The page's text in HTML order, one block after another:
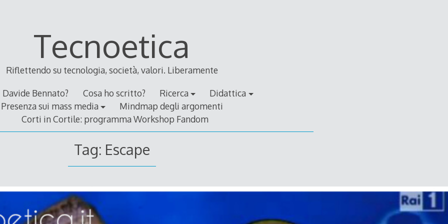
Tecnoetica
Riflettendo su tecnologia, società, valori. Liberamente
Davide Bennato? Cosa ho scritto? Ricerca
Didattica
Presenza sui mass media
Mindmap degli argomenti
Corti in Cortile: programma Workshop Fandom
Tag: Escape